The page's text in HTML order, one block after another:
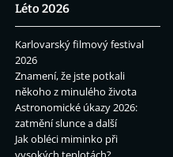
Léto 2026
Karlovarský filmový festival
2026
Znamení, že jste potkali
někoho z minulého života
Astronomické úkazy 2026:
zatmění slunce a další
Jak obléci miminko při